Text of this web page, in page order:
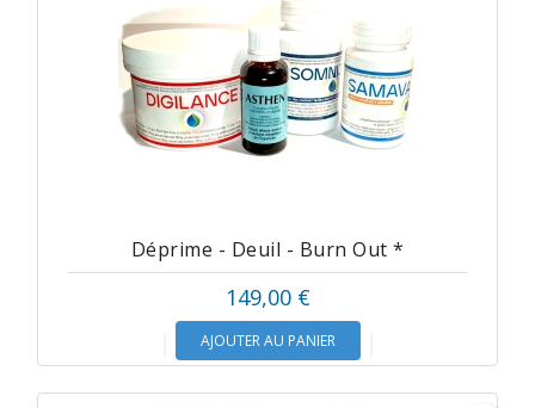
Déprime - Deuil - Burn Out *
149,00 €
AJOUTER AU PANIER